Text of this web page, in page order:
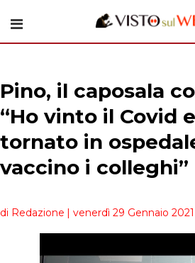
Pino, il caposala
“Ho vinto il Covid
tornato in
vaccino i colleghi”
di Redazione | venerdì 29 Gennaio